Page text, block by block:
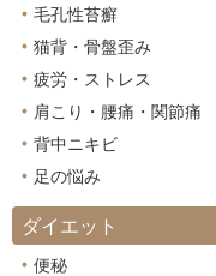
毛孔性苔癬
猫背・骨盤歪み
疲労・ストレス
肩こり・腰痛・関節痛
背中ニキビ
足の悩み
ダイエット
便秘